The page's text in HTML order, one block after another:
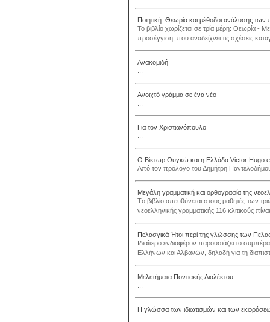
Ποιητική. Θεωρία και μέθοδοι ανάλυσης των
Το βιβλίο χωρίζεται σε τρία μέρη: Θεωρία -
προσέγγιση, που αναδείχνει τις σχέσεις
Ανακομιδή
Ανοιχτό γράμμα σε ένα νέο
Για τον Χριστιανόπουλο
Ο Βίκτωρ Ουγκώ και η Ελλάδα Victor Hugo
Από τον πρόλογο του Δημήτρη Παντελοδήμου
Μεγάλη γραμματική και ορθογραφία της
Tο βιβλίο απευθύνεται στους μαθητές των
νεοελληνικής γραμματικής 116 κλιτικούς
Πελασγικά Ήτοι περί της γλώσσης των
Ιδιαίτερο ενδιαφέρον παρουσιάζει το
Ελλήνων και Αλβανών, δηλαδή για τη
Μελετήματα Ποντιακής Διαλέκτου
Η γλώσσα των ιδιωτισμών και των